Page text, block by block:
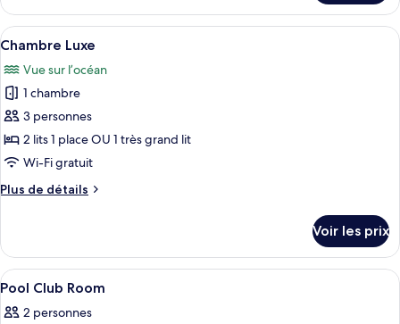
le
type
de
Chambre
Supérieure
Afficher
toutes
les
photos
pour
ce
type
chambre :
Un salon moderne doté d’un grand
5
Chambre Luxe
Vue sur l’océan
1 chambre
3 personnes
2 lits 1 place OU 1 très grand lit
Wi-Fi gratuit
Plus de détails
Plus
le
type
de
Chambre
Voir les prix
Afficher
toutes
les
Draps en coton égyptien, literie de
6
Pool Club Room
2 personnes